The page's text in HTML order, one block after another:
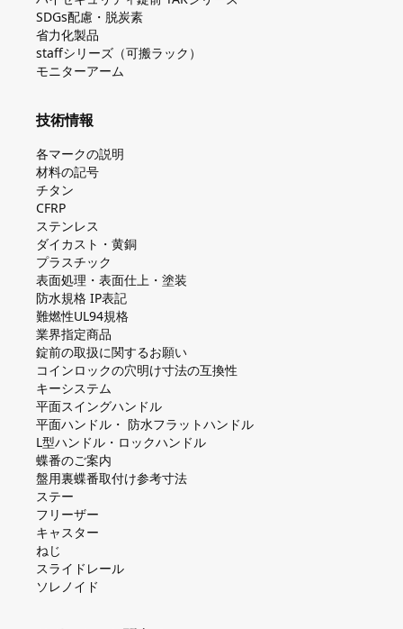
SDGs配慮・脱炭素
省力化製品
staffシリーズ（可搬ラック）
モニターアーム
技術情報
各マークの説明
材料の記号
チタン
CFRP
ステンレス
ダイカスト・⻩銅
プラスチック
表面処理・表面仕上・塗装
防⽔規格 IP表記
難燃性UL94規格
業界指定商品
錠前の取扱に関するお願い
コインロックの⽳明け⼨法の互換性
キーシステム
平⾯スイングハンドル
平⾯ハンドル・ 防⽔フラットハンドル
L型ハンドル・ロックハンドル
蝶番のご案内
盤⽤裏蝶番取付け参考⼨法
ステー
フリーザー
キャスター
ねじ
スライドレール
ソレノイド